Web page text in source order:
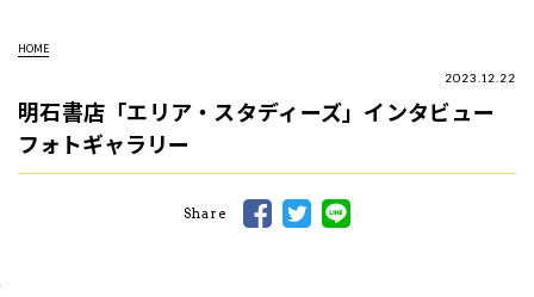
HOME
2023.12.22
明石書店「エリア・スタディーズ」インタビュー
フォトギャラリー
Share